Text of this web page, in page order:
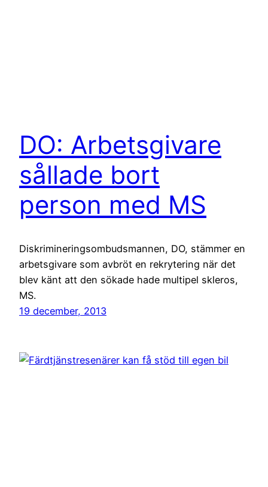
DO: Arbetsgivare
sållade bort
person med MS
Diskrimineringsombudsmannen, DO, stämmer en
arbetsgivare som avbröt en rekrytering när det
blev känt att den sökade hade multipel skleros,
MS.
19 december, 2013